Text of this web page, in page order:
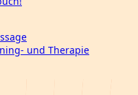
und Therapie